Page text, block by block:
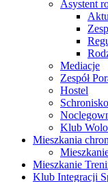
Asystent
Mediacje
Zespół
Hostel
Klub
Mieszkania
Mieszkanie
Klub Integracji